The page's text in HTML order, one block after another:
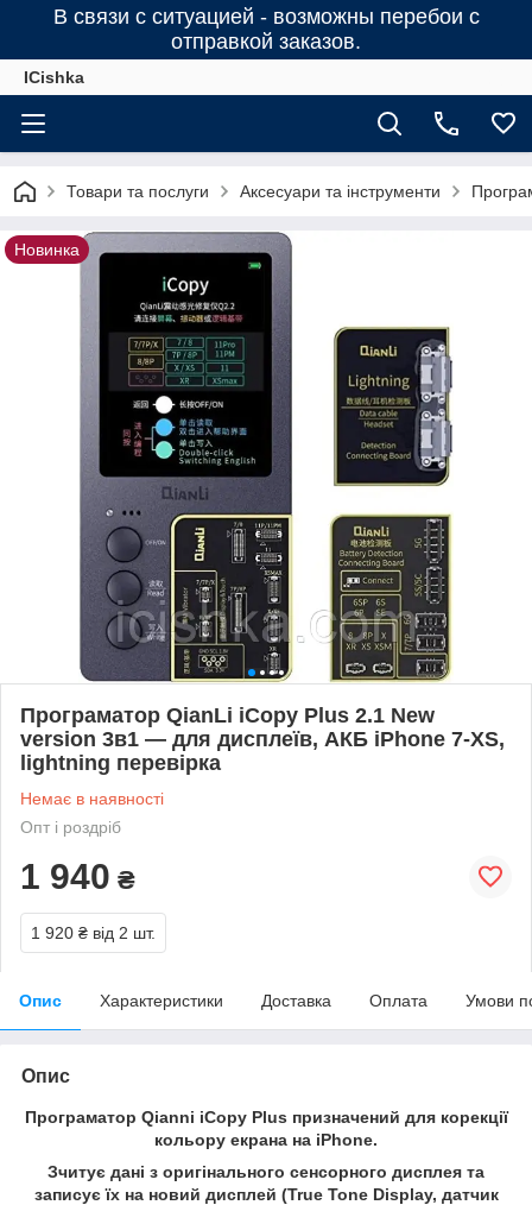
В связи с ситуацией - возможны перебои с
отправкой заказов.
ICishka
Товари та послуги Аксесуари та інструменти
Новинка
Програматор QianLi iCopy Plus 2.1 New
version 3в1 — для дисплеїв, АКБ iPhone 7-XS,
lightning перевірка
Немає в наявності
Опт і роздріб
1 940 ₴
1 920 ₴ від 2 шт.
Опис Характеристики Доставка Оплата Умови
Опис
Програматор Qianni iCopy Plus призначений для корекції
кольору екрана на iPhone.
Зчитує дані з оригінального сенсорного дисплея та
записує їх на новий дисплей (True Tone Display, датчик